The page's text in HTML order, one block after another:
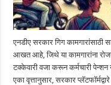
एनडीए सरकार गिग कामगारांसाठी
आखत आहे, जिथे या कामगारांना
टक्केवारी वजा करून कर्मचारी
एका वृत्तानुसार, सरकार